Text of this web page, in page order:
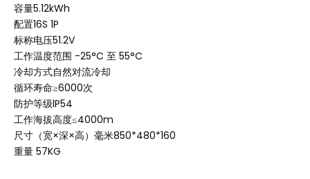
容量5.12kWh
配置16S 1P
标称电压51.2V
工作温度范围 -25°C 至 55°C
冷却方式自然对流冷却
循环寿命≥6000次
防护等级lP54
工作海拔高度≤4000m
尺寸（宽×深×高）毫米850*480*160
重量 57KG